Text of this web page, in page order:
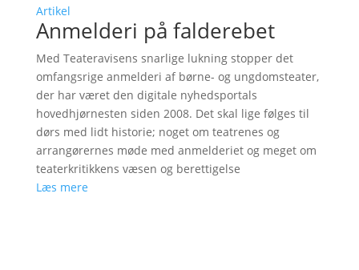
Artikel
Anmelderi på falderebet
Med Teateravisens snarlige lukning stopper det
omfangsrige anmelderi af børne- og ungdomsteater,
der har været den digitale nyhedsportals
hovedhjørnesten siden 2008. Det skal lige følges til
dørs med lidt historie; noget om teatrenes og
arrangørernes møde med anmelderiet og meget om
teaterkritikkens væsen og berettigelse
Læs mere